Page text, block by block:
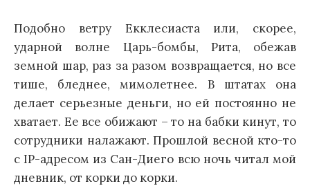
Подобно ветру Екклесиаста или, скорее,
ударной волне Царь-бомбы, Рита, обежав
земной шар, раз за разом возвращается, но все
тише, бледнее, мимолетнее. В штатах она
делает серьезные деньги, но ей постоянно не
хватает. Ее все обижают – то на бабки кинут, то
сотрудники налажают. Прошлой весной кто-то
с IP-адресом из Сан-Диего всю ночь читал мой
дневник, от корки до корки.